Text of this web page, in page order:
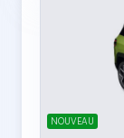
NOUVEAU